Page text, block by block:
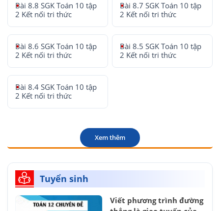
Bài 8.8 SGK Toán 10 tập
2 Kết nối tri thức
Bài 8.7 SGK Toán 10 tập
2 Kết nối tri thức
Bài 8.6 SGK Toán 10 tập
2 Kết nối tri thức
Bài 8.5 SGK Toán 10 tập
2 Kết nối tri thức
Bài 8.4 SGK Toán 10 tập
2 Kết nối tri thức
Xem thêm
Tuyển sinh
Viết phương trình đường